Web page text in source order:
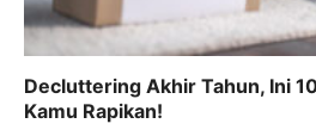
Decluttering Akhir Tahun, Ini
Kamu Rapikan!